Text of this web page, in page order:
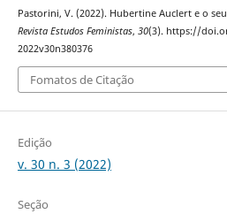
Pastorini, V. (2022). Hubertine Auclert e o
Revista Estudos Feministas, 30(3). https://
2022v30n380376
Fomatos de Citação
Edição
v. 30 n. 3 (2022)
Seção